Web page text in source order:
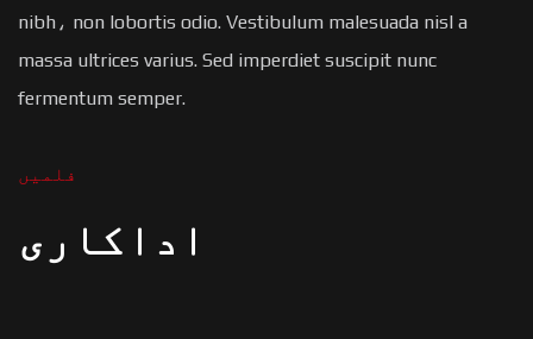
nibh، non lobortis odio. Vestibulum malesuada nisl a
massa ultrices varius. Sed imperdiet suscipit nunc
fermentum semper.
فلمیں
اداکاری